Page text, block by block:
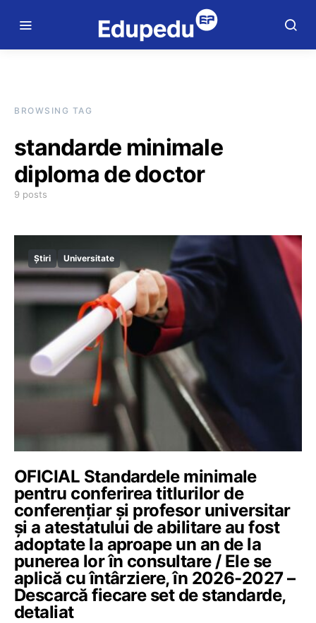
BROWSING TAG
standarde minimale
diploma de doctor
9 posts
Știri Universitate
OFICIAL Standardele minimale
pentru conferirea titlurilor de
conferențiar și profesor universitar
și a atestatului de abilitare au fost
adoptate la aproape un an de la
punerea lor în consultare / Ele se
aplică cu întârziere, în 2026-2027 –
Descarcă fiecare set de standarde,
detaliat